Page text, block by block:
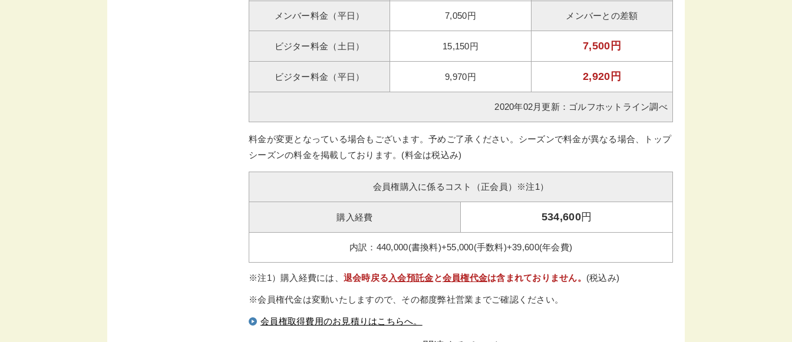
メンバー料金（平日） 7,050円 メンバーとの差額
ビジター料金（土日） 15,150円 7,500円
ビジター料金（平日） 9,970円 2,920円
2020年02月更新：ゴルフホットライン調べ
料金が変更となっている場合もございます。予めご了承ください。シーズンで料金が異なる場合、トップ
シーズンの料金を掲載しております。(料金は税込み)
会員権購入に係るコスト（正会員）※注1）
購入経費 534,600円
内訳：440,000(書換料)+55,000(手数料)+39,600(年会費)
※注1）購入経費には、 退会時戻る 入会預託金と会員権代金は含まれておりません。 (税込み)
※会員権代金は変動いたしますので、その都度弊社営業までご確認ください。
会員権取得費用のお見積りはこちらへ。